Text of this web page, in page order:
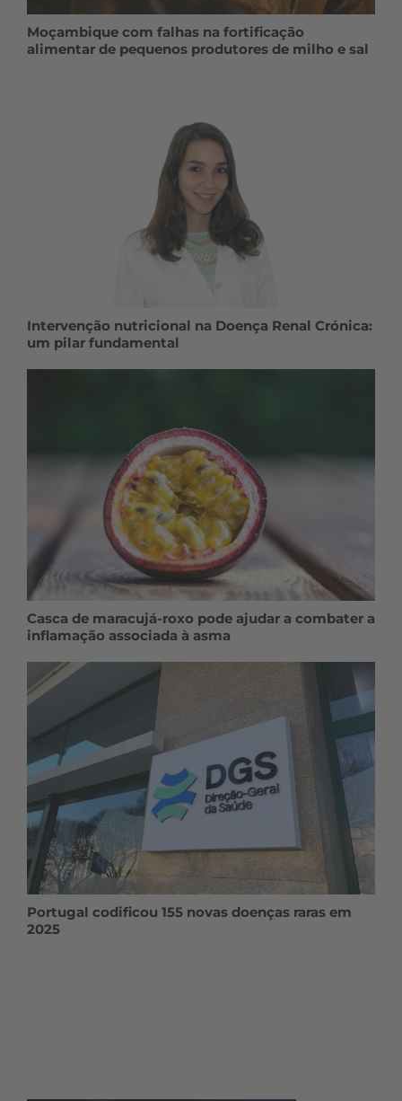
Moçambique com falhas na fortificação
alimentar de pequenos produtores de milho e sal
Intervenção nutricional na Doença Renal Crónica:
um pilar fundamental
Casca de maracujá-roxo pode ajudar a combater a
inflamação associada à asma
Portugal codificou 155 novas doenças raras em
2025